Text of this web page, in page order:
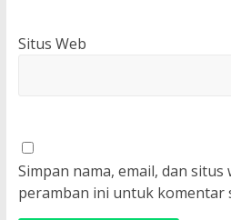
Situs Web
Simpan nama, email, dan situs
peramban ini untuk komentar